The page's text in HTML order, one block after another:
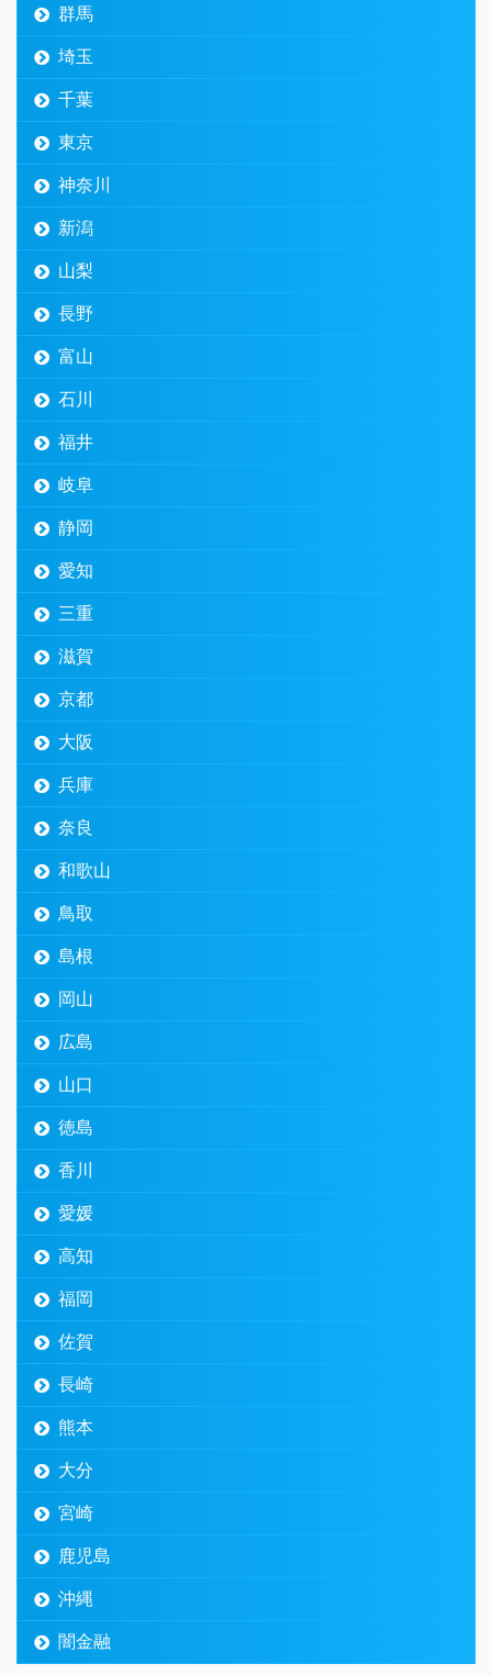
群馬
埼玉
千葉
東京
神奈川
新潟
山梨
長野
富山
石川
福井
岐阜
静岡
愛知
三重
滋賀
京都
大阪
兵庫
奈良
和歌山
鳥取
島根
岡山
広島
山口
徳島
香川
愛媛
高知
福岡
佐賀
長崎
熊本
大分
宮崎
鹿児島
沖縄
闇金融